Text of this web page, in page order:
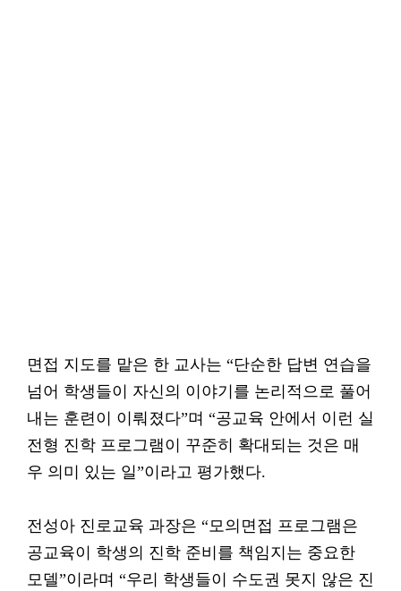
면접 지도를 맡은 한 교사는 “단순한 답변 연습을
넘어 학생들이 자신의 이야기를 논리적으로 풀어
내는 훈련이 이뤄졌다”며 “공교육 안에서 이런 실
전형 진학 프로그램이 꾸준히 확대되는 것은 매
우 의미 있는 일”이라고 평가했다.
전성아 진로교육 과장은 “모의면접 프로그램은
공교육이 학생의 진학 준비를 책임지는 중요한
모델”이라며 “우리 학생들이 수도권 못지 않은 진